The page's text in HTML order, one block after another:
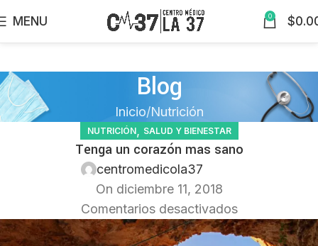
MENU 0 $
Blog
Inicio Nutrición
NUTRICIÓN, SALUD Y BIENESTAR
Tenga un corazón mas sano
centromedicola37
On diciembre 11, 2018
Comentarios desactivados